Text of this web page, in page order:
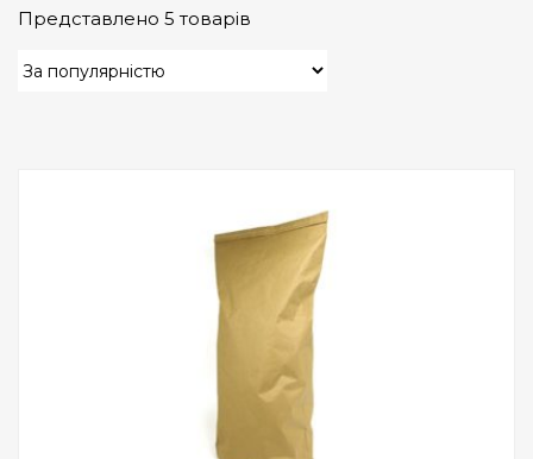
Представлено 5 товарів
ПРИДБАТИ
Add to Wishlist